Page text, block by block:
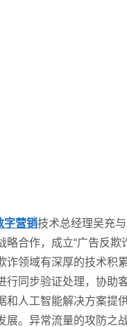
字营销技术总经理吴充
略合作，成立“广告反
诈领域有深厚的技术积
同步验证处理，协助
和人工智能解决方案提
。异常流量的攻防之